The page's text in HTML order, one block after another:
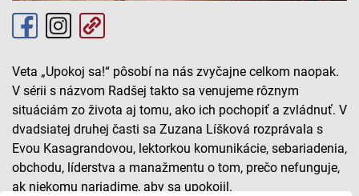
Veta „Upokoj sa!“ pôsobí na nás zvyčajne celkom naopak.
V sérii s názvom Radšej takto sa venujeme rôznym
situáciám zo života aj tomu, ako ich pochopiť a zvládnuť. V
dvadsiatej druhej časti sa Zuzana Líšková rozprávala s
Evou Kasagrandovou, lektorkou komunikácie, sebariadenia,
obchodu, líderstva a manažmentu o tom, prečo nefunguje,
ak niekomu nariadime, aby sa upokojil.